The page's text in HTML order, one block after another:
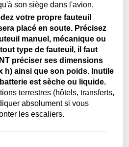
son siège dans l'avion.
votre propre fauteuil
placé en soute. Précisez
manuel, mécanique ou
type de fauteuil, il faut
préciser ses dimensions
h) ainsi que son poids. Inutile
est sèche ou liquide.
terrestres (hôtels, transferts,
absolument si vous
les escaliers.